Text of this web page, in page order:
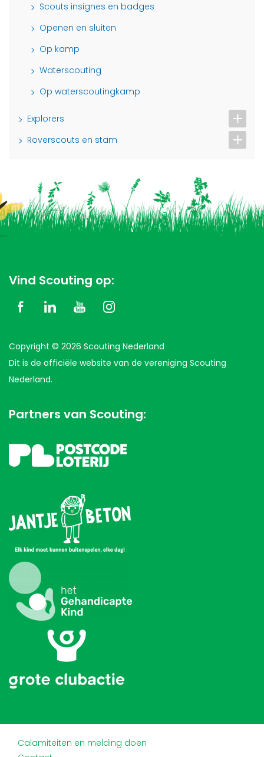
Scouts insignes en badges
Openen en sluiten
Op kamp
Waterscouting
Op waterscoutingkamp
Explorers
Roverscouts en stam
Vind Scouting op:
Copyright © 2026 Scouting Nederland
Dit is de officiële website van de vereniging Scouting
Nederland.
Partners van Scouting:
Calamiteiten en melding doen